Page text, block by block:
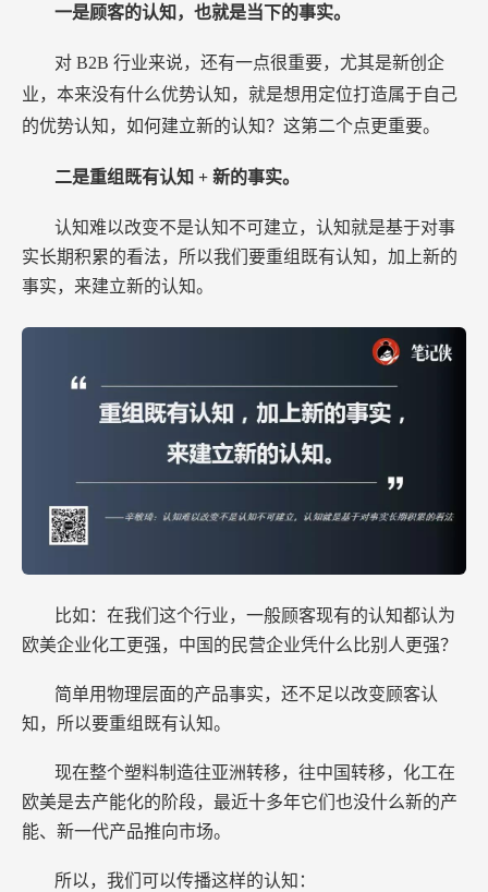
一是顾客的认知，也就是当下的事实。
对B2B行业来说，还有一点很重要，尤其是新创企
业，本来没有什么优势认知，就是想用定位打造属于自己
的优势认知，如何建立新的认知？这第二个点更重要。
二是重组既有认知+新的事实。
认知难以改变不是认知不可建立，认知就是基于对事
实长期积累的看法，所以我们要重组既有认知，加上新的
事实，来建立新的认知。
比如：在我们这个行业，一般顾客现有的认知都认为
欧美企业化工更强，中国的民营企业凭什么比别人更强？
简单用物理层面的产品事实，还不足以改变顾客认
知，所以要重组既有认知。
现在整个塑料制造往亚洲转移，往中国转移，化工在
欧美是去产能化的阶段，最近十多年它们也没什么新的产
能、新一代产品推向市场。
所以，我们可以传播这样的认知：